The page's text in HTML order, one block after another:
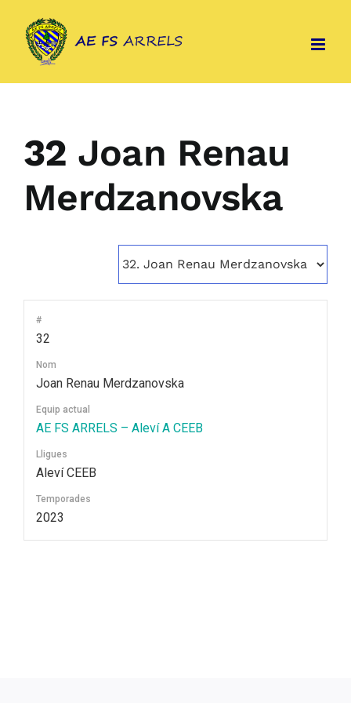
content
32 Joan Renau
Merdzanovska
#
32
Nom
Joan Renau Merdzanovska
Equip actual
AE FS ARRELS – Aleví A CEEB
Lligues
Aleví CEEB
Temporades
2023